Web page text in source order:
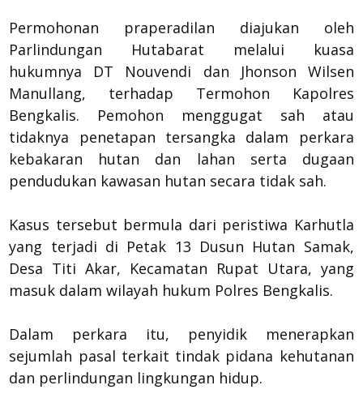
Permohonan praperadilan diajukan oleh
Parlindungan Hutabarat melalui kuasa
hukumnya DT Nouvendi dan Jhonson Wilsen
Manullang, terhadap Termohon Kapolres
Bengkalis. Pemohon menggugat sah atau
tidaknya penetapan tersangka dalam perkara
kebakaran hutan dan lahan serta dugaan
pendudukan kawasan hutan secara tidak sah.
Kasus tersebut bermula dari peristiwa Karhutla
yang terjadi di Petak 13 Dusun Hutan Samak,
Desa Titi Akar, Kecamatan Rupat Utara, yang
masuk dalam wilayah hukum Polres Bengkalis.
Dalam perkara itu, penyidik menerapkan
sejumlah pasal terkait tindak pidana kehutanan
dan perlindungan lingkungan hidup.